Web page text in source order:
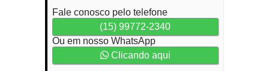
Fale conosco pelo telefone
(15) 99772-2340
Ou em nosso WhatsApp
Clicando aqui